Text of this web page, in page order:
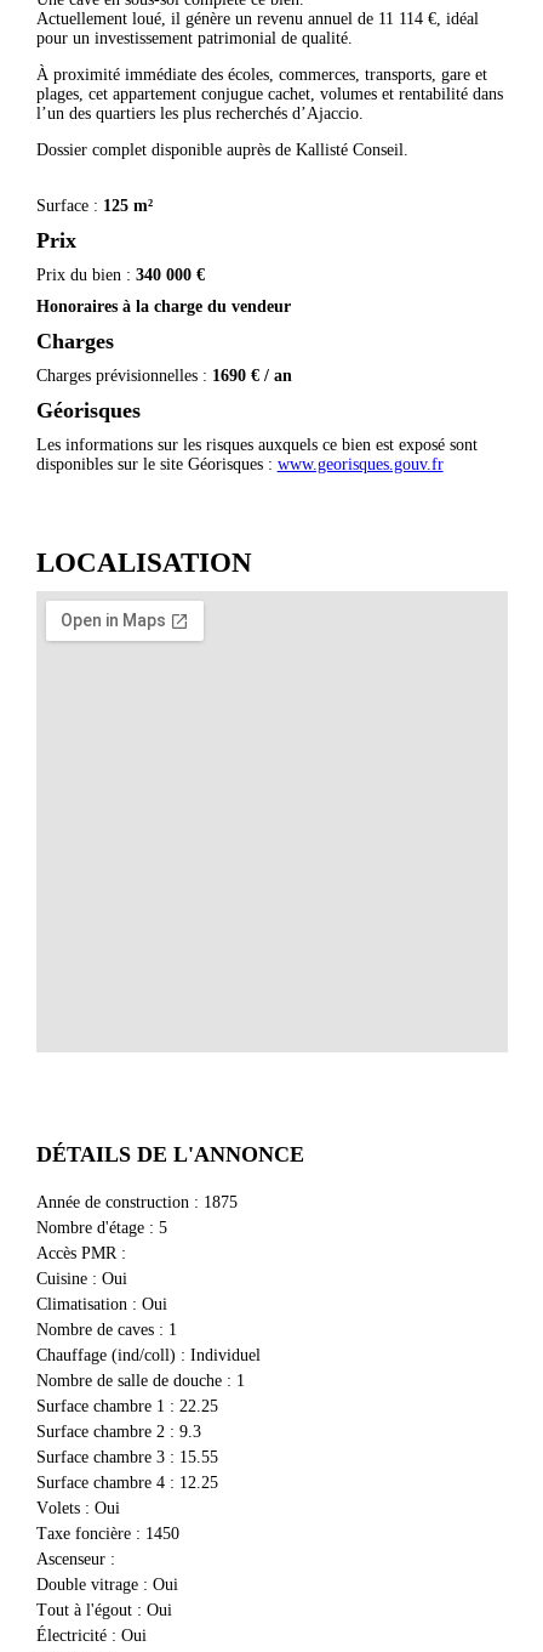
Actuellement loué, il génère un revenu annuel de 11 114 €, idéal
pour un investissement patrimonial de qualité.
À proximité immédiate des écoles, commerces, transports, gare et
plages, cet appartement conjugue cachet, volumes et rentabilité dans
l’un des quartiers les plus recherchés d’Ajaccio.
Dossier complet disponible auprès de Kallisté Conseil.
Surface : 125 m²
Prix
Prix du bien : 340 000 €
Honoraires à la charge du vendeur
Charges
Charges prévisionnelles : 1690 € / an
Géorisques
Les informations sur les risques auxquels ce bien est exposé sont
disponibles sur le site Géorisques : www.georisques.gouv.fr
LOCALISATION
DÉTAILS DE L'ANNONCE
Année de construction : 1875
Nombre d'étage: 5
Accès PMR :
Cuisine: Oui
Climatisation : Oui
Nombre de caves: 1
Chauffage (ind/coll) : Individuel
Nombre de salle de douche: 1
Surface chambre 1 : 22.25
Surface chambre 2 : 9.3
Surface chambre 3: 15.55
Surface chambre 4: 12.25
volets: Oui
Taxe foncière: 1450
Ascenseur:
Double vitrage: Oui
Tout à l'égout: Oui
Électricité: Oui